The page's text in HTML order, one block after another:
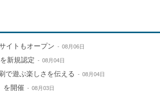
イトもオープン 08月06日
新規認定 08月04日
で遊ぶ楽しさを伝える 08月04日
を開催 08月03日